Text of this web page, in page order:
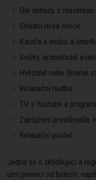
Dle dohody s
Střední mísa ovoce
Karafa s vodou a
Svíčky, aromatické
Hvězdné nebe (kromě
Relaxační hudba
TV s Youtube a
Zapůjčení prostěradla,
Relaxační postel
Jedná se o zklidňující a
umí pomoci od bolesti,